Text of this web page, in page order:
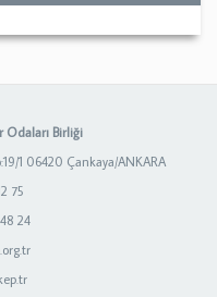
Odaları Birliği
1 06420 Çankaya/ANKARA
75
24